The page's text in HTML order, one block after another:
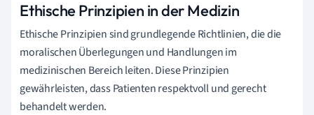
Ethische Prinzipien in der Medizin
Ethische Prinzipien sind grundlegende Richtlinien, die die
moralischen Überlegungen und Handlungen im
medizinischen Bereich leiten. Diese Prinzipien
gewährleisten, dass Patienten respektvoll und gerecht
behandelt werden.